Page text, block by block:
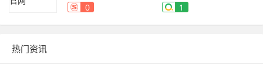
0
1
热门资讯